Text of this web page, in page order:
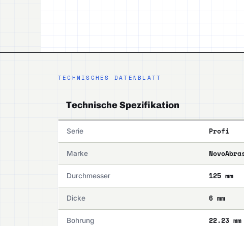
TECHNISCHES DATENBLATT
Technische Spezifikation
Serie Profi
Marke
Durchmesser 125 mm
Dicke 6 mm
Bohrung 22.23 mm